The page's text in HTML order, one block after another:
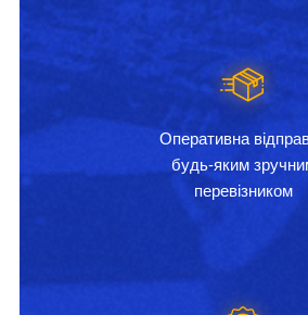
Оперативна
будь-яким
перевізником